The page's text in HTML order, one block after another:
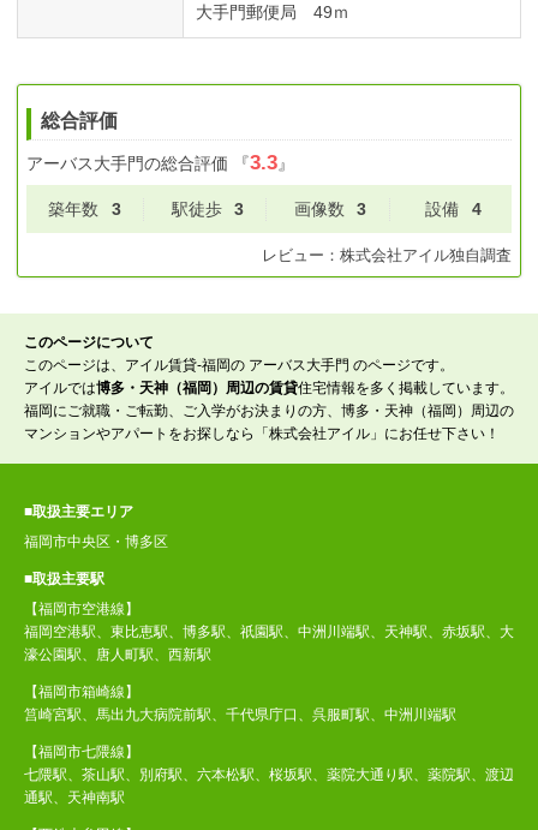
大手門郵便局 49ｍ
総合評価
アーバス大手門の総合評価 『3.3』
築年数 3 駅徒歩 3 画像数 3 設備 4
レビュー： 株式会社アイル独自調査
このページについて
このページは、アイル賃貸-福岡の アーバス大手門 のページです。
アイルでは博多・天神（福岡）周辺の賃貸住宅情報を多く掲載しています。
福岡にご就職・ご転勤、ご入学がお決まりの方、博多・天神（福岡）周辺の
マンションやアパートをお探しなら「株式会社アイル」にお任せ下さい！
■取扱主要エリア
福岡市中央区・博多区
■取扱主要駅
【福岡市空港線】
福岡空港駅、東比恵駅、博多駅、祇園駅、中洲川端駅、天神駅、赤坂駅、大
濠公園駅、唐人町駅、西新駅
【福岡市箱崎線】
筥崎宮駅、馬出九大病院前駅、千代県庁口、呉服町駅、中洲川端駅
【福岡市七隈線】
七隈駅、茶山駅、別府駅、六本松駅、桜坂駅、薬院大通り駅、薬院駅、渡辺
通駅、天神南駅